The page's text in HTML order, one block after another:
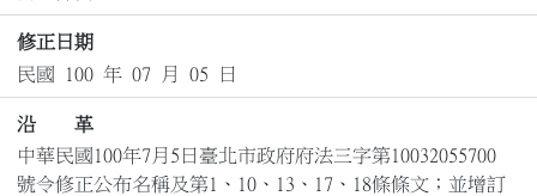
修正日期
民國 100 年 07 月 05 日
沿 革
中華民國100年7月5日臺北市政府府法三字第10032055700
號令修正公布名稱及第1、10、13、17、18條條文；並增訂